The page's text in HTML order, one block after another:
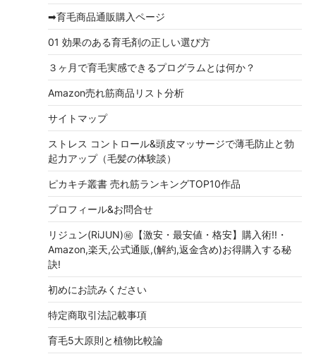
➡育毛商品通販購入ページ
01 効果のある育毛剤の正しい選び方
３ヶ月で育毛実感できるプログラムとは何か？
Amazon売れ筋商品リスト分析
サイトマップ
ストレス コントロール&頭皮マッサージで薄毛防止と勃
起力アップ（毛髪の体験談）
ピカキチ叢書 売れ筋ランキングTOP10作品
プロフィール&お問合せ
リジュン(RiJUN)㊙【激安・最安値・格安】購入術!!・
Amazon,楽天,公式通販,(解約,返金含め)お得購入する秘
訣!
初めにお読みください
特定商取引法記載事項
育毛5大原則と植物比較論